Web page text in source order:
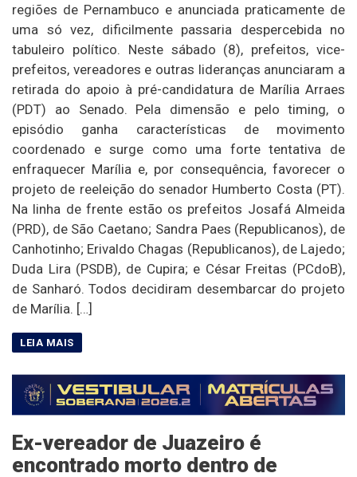
regiões de Pernambuco e anunciada praticamente de
uma só vez, dificilmente passaria despercebida no
tabuleiro político. Neste sábado (8), prefeitos, vice-
prefeitos, vereadores e outras lideranças anunciaram a
retirada do apoio à pré-candidatura de Marília Arraes
(PDT) ao Senado. Pela dimensão e pelo timing, o
episódio ganha características de movimento
coordenado e surge como uma forte tentativa de
enfraquecer Marília e, por consequência, favorecer o
projeto de reeleição do senador Humberto Costa (PT).
Na linha de frente estão os prefeitos Josafá Almeida
(PRD), de São Caetano; Sandra Paes (Republicanos), de
Canhotinho; Erivaldo Chagas (Republicanos), de Lajedo;
Duda Lira (PSDB), de Cupira; e César Freitas (PCdoB),
de Sanharó. Todos decidiram desembarcar do projeto
de Marília. […]
Ex-vereador de Juazeiro é
encontrado morto dentro de